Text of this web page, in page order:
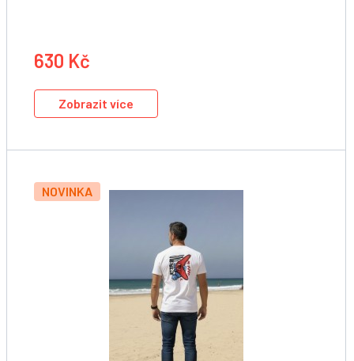
630 Kč
Zobrazit více
NOVINKA